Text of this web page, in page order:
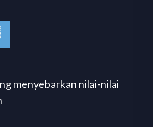
menyebarkan nilai-nilai